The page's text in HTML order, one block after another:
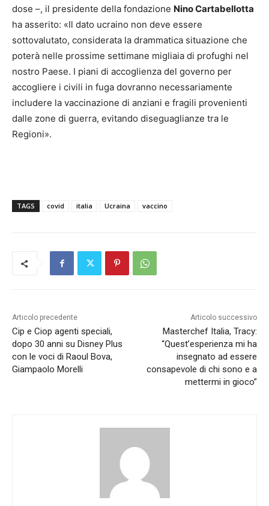
dose –, il presidente della fondazione Nino Cartabellotta
ha asserito: «Il dato ucraino non deve essere
sottovalutato, considerata la drammatica situazione che
poterà nelle prossime settimane migliaia di profughi nel
nostro Paese. I piani di accoglienza del governo per
accogliere i civili in fuga dovranno necessariamente
includere la vaccinazione di anziani e fragili provenienti
dalle zone di guerra, evitando diseguaglianze tra le
Regioni».
TAGS covid italia Ucraina vaccino
Articolo precedente
Cip e Ciop agenti speciali,
dopo 30 anni su Disney Plus
con le voci di Raoul Bova,
Giampaolo Morelli
Articolo successivo
Masterchef Italia, Tracy:
“Quest’esperienza mi ha
insegnato ad essere
consapevole di chi sono e a
mettermi in gioco”